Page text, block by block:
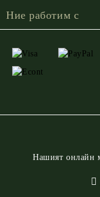
Ние работим с
Нашият онлайн